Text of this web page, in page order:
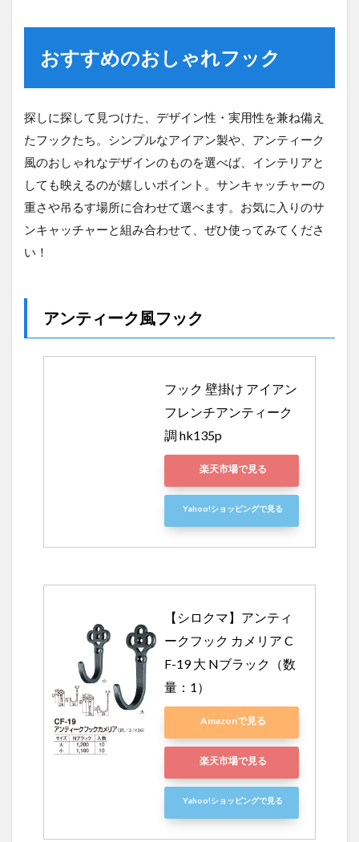
おすすめのおしゃれフック
探しに探して見つけた、デザイン性・実用性を兼ね備え
たフックたち。シンプルなアイアン製や、アンティーク
風のおしゃれなデザインのものを選べば、インテリアと
しても映えるのが嬉しいポイント。サンキャッチャーの
重さや吊るす場所に合わせて選べます。お気に入りのサ
ンキャッチャーと組み合わせて、ぜひ使ってみてくださ
い！
アンティーク風フック
フック 壁掛け アイアン
フレンチアンティーク
調 hk135p
楽天市場で見る
Yahoo!ショッピングで見る
【シロクマ】アンティ
ークフック カメリア C
F-19 大 Nブラック（数
量：1）
Amazonで見る
楽天市場で見る
Yahoo!ショッピングで見る